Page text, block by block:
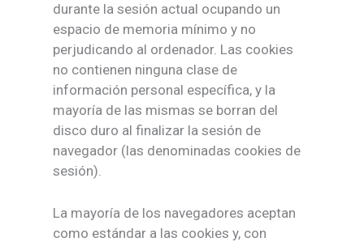
durante la sesión actual ocupando un
espacio de memoria mínimo y no
perjudicando al ordenador. Las cookies
no contienen ninguna clase de
información personal específica, y la
mayoría de las mismas se borran del
disco duro al finalizar la sesión de
navegador (las denominadas cookies de
sesión).
La mayoría de los navegadores aceptan
como estándar a las cookies y, con